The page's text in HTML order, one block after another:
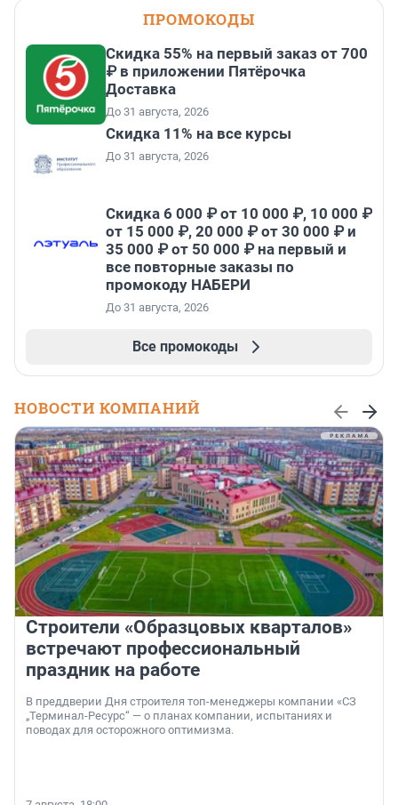
ПРОМОКОДЫ
Скидка 55% на первый заказ от 700
₽ в приложении Пятёрочка
Доставка
До 31 августа, 2026
Скидка 11% на все курсы
До 31 августа, 2026
Скидка 6 000 ₽ от 10 000 ₽, 10 000 ₽
от 15 000 ₽, 20 000 ₽ от 30 000 ₽ и
35 000 ₽ от 50 000 ₽ на первый и
все повторные заказы по
промокоду НАБЕРИ
До 31 августа, 2026
Все промокоды
НОВОСТИ КОМПАНИЙ
Строители «Образцовых кварталов»
встречают профессиональный
праздник на работе
В преддверии Дня строителя топ-менеджеры компании «СЗ
„Терминал-Ресурс“ — о планах компании, испытаниях и
поводах для осторожного оптимизма.